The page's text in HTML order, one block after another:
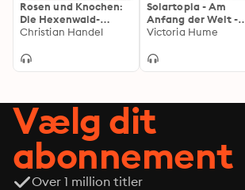
Rosen und Knochen:
Die Hexenwald-
Chroniken
Christian Handel
Solartopia - Am
Anfang der Welt -
Solartopia, Band 1
Victoria Hume
Vælg dit
abonnement
Over 1 million titler